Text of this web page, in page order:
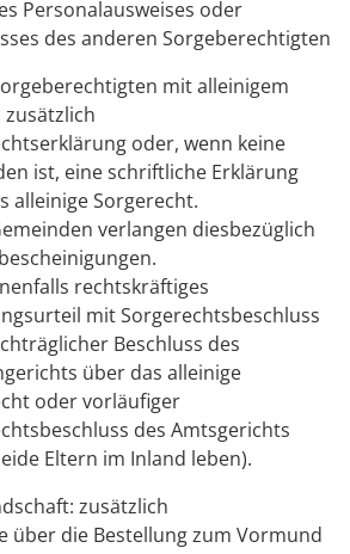
Personalausweises oder
des anderen Sorgeberechtigten
mit alleinigem
oder, wenn keine
ist, eine schriftliche Erklärung
alleinige Sorgerecht.
verlangen diesbezüglich
rechtskräftiges
mit Sorgerechtsbeschluss
Beschluss des
über das alleinige
oder vorläufiger
des Amtsgerichts
Eltern im Inland leben).
zusätzlich
über die Bestellung zum Vormund